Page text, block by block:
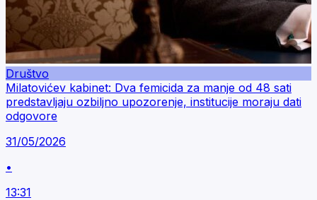
Društvo
Milatovićev kabinet: Dva femicida za manje od 48 sati
predstavljaju ozbiljno upozorenje, institucije moraju dati
odgovore
31/05/2026
•
13:31